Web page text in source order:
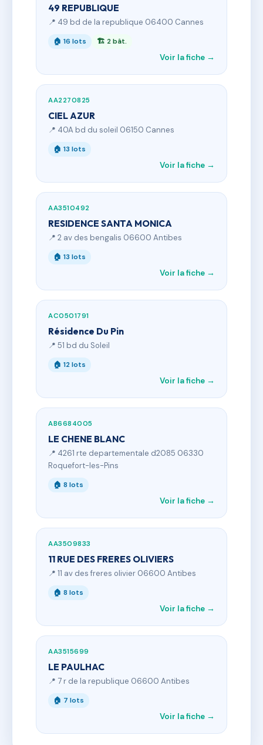
49 REPUBLIQUE
📍 49 bd de la republique 06400 Cannes
🏠 16 lots 🏗 2 bât.
Voir la fiche →
AA2270825
CIEL AZUR
📍 40A bd du soleil 06150 Cannes
🏠 13 lots
Voir la fiche →
AA3510492
RESIDENCE SANTA MONICA
📍 2 av des bengalis 06600 Antibes
🏠 13 lots
Voir la fiche →
AC0501791
Résidence Du Pin
📍 51 bd du Soleil
🏠 12 lots
Voir la fiche →
AB6684005
LE CHENE BLANC
📍 4261 rte departementale d2085 06330
Roquefort-les-Pins
🏠 8 lots
Voir la fiche →
AA3509833
11 RUE DES FRERES OLIVIERS
📍 11 av des freres olivier 06600 Antibes
🏠 8 lots
Voir la fiche →
AA3515699
LE PAULHAC
📍 7 r de la republique 06600 Antibes
🏠 7 lots
Voir la fiche →